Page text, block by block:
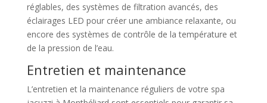
réglables, des systèmes de filtration avancés, des
éclairages LED pour créer une ambiance relaxante, ou
encore des systèmes de contrôle de la température et
de la pression de l’eau.
Entretien et maintenance
L’entretien et la maintenance réguliers de votre spa